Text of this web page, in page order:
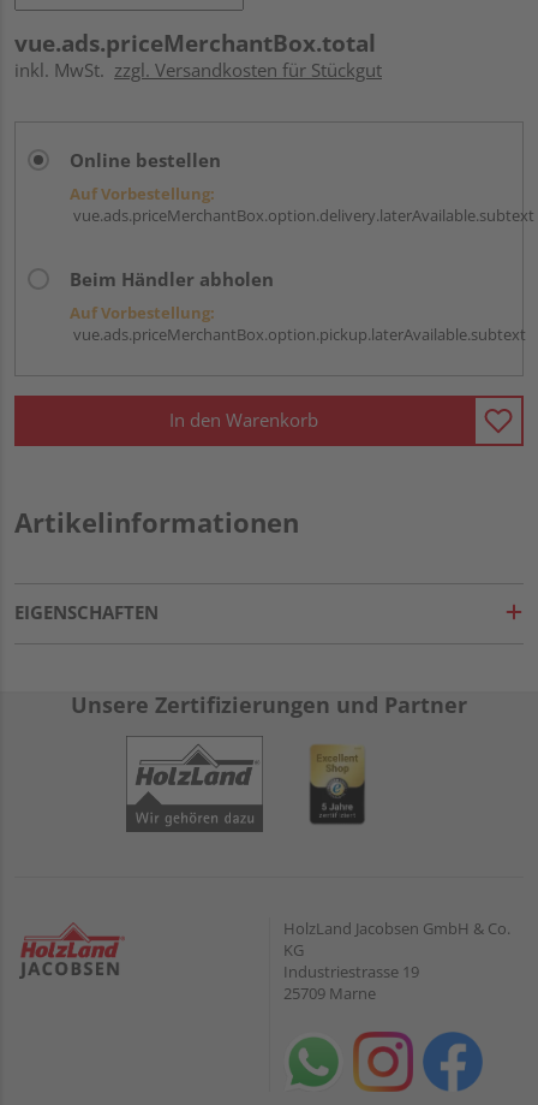
vue.ads.priceMerchantBox.total
inkl. MwSt. zzgl. Versandkosten für Stückgut
Online bestellen
Auf Vorbestellung:
vue.ads.priceMerchantBox.option.delivery.laterAvailable.subtext
Beim Händler abholen
Auf Vorbestellung:
vue.ads.priceMerchantBox.option.pickup.laterAvailable.subtext
In den Warenkorb
Artikelinformationen
EIGENSCHAFTEN
Unsere Zertifizierungen und Partner
HolzLand Jacobsen GmbH & Co.
KG
Industriestrasse 19
25709 Marne